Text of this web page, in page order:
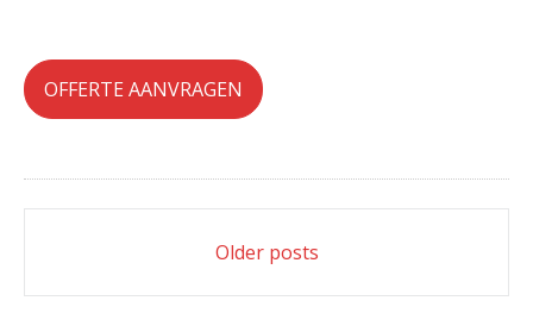
OFFERTE AANVRAGEN
Older posts